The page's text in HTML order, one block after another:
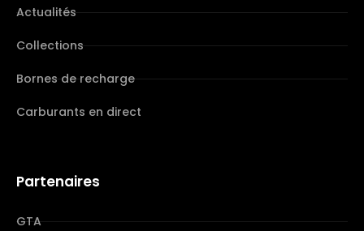
Actualités
Collections
Bornes de recharge
Carburants en direct
Partenaires
GTA